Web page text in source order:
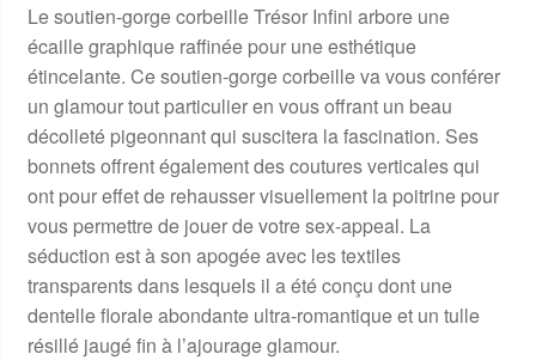
Le soutien-gorge corbeille Trésor Infini arbore une
écaille graphique raffinée pour une esthétique
étincelante. Ce soutien-gorge corbeille va vous conférer
un glamour tout particulier en vous offrant un beau
décolleté pigeonnant qui suscitera la fascination. Ses
bonnets offrent également des coutures verticales qui
ont pour effet de rehausser visuellement la poitrine pour
vous permettre de jouer de votre sex-appeal. La
séduction est à son apogée avec les textiles
transparents dans lesquels il a été conçu dont une
dentelle florale abondante ultra-romantique et un tulle
résillé jaugé fin à l’ajourage glamour.